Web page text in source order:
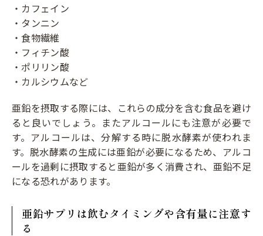
・カフェイン
・タンニン
・食物繊維
・フィチン酸
・ポリリン酸
・カルシウムなど
亜鉛を摂取する際には、これらの成分を含む食品を避け
ると良いでしょう。またアルコールにも注意が必要で
す。アルコールは、分解する時に脱水酵素が使われま
す。脱水酵素の生成には亜鉛が必要になるため、アルコ
ールを過剰に摂取すると亜鉛が多く消費され、亜鉛不足
になる恐れがあります。
亜鉛サプリは飲むタイミングや含有量に注意す
る